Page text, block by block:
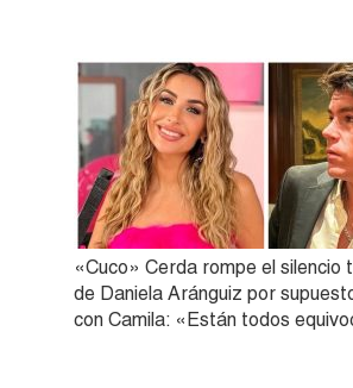
«Cuco» Cerda rompe el silencio
de Daniela Aránguiz por
con Camila: «Están todos